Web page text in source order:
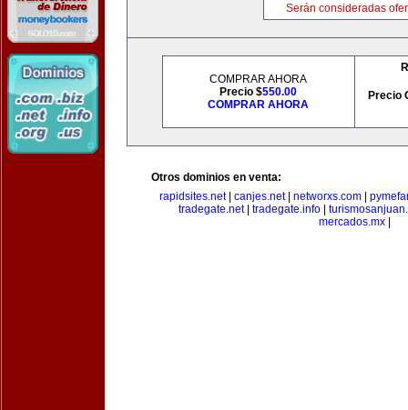
Serán consideradas
COMPRAR AHORA
Precio $550.00
COMPRAR AHORA
Precio
Otros dominios en venta:
rapidsites.net| canjes.net| networxs.com|
tradegate.net| tradegate.info
mercados.mx|